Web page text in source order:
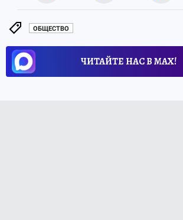
ОБЩЕСТВО
ЧИТАЙТЕ НАС В МАХ!